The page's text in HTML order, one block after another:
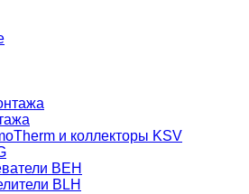
и коллекторы KSV
BEH
BLH